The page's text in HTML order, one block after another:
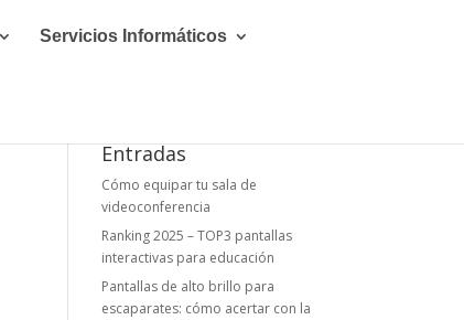
Servicios Informáticos
Entradas
Cómo equipar tu sala de
videoconferencia
Ranking 2025 – TOP3 pantallas
interactivas para educación
Pantallas de alto brillo para
escaparates: cómo acertar con la